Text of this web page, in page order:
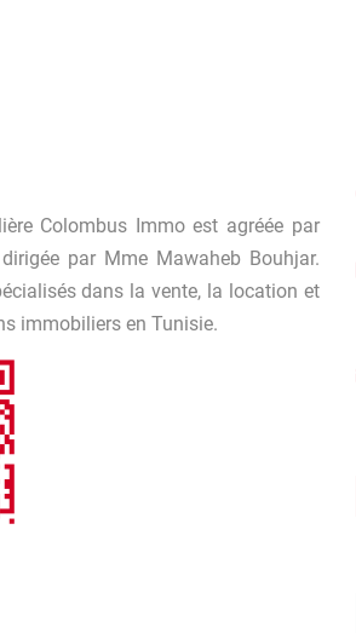
Colombus Immo est agréée par
par Mme Mawaheb Bouhjar.
dans la vente, la location et
immobiliers en Tunisie.